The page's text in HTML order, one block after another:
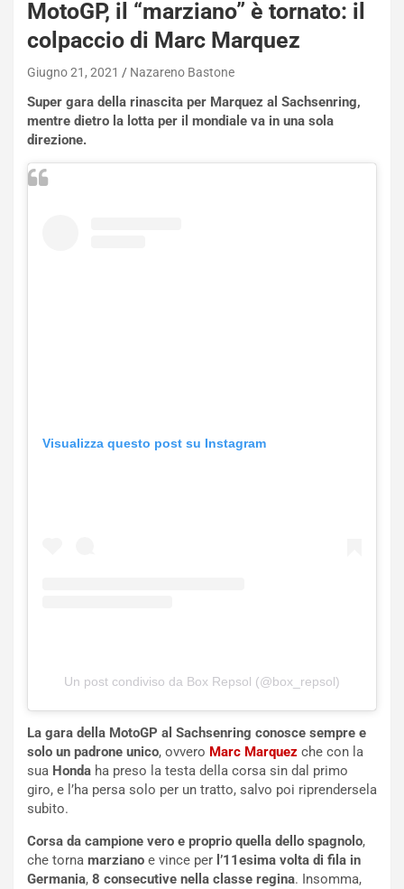
MotoGP, il “marziano” è tornato: il
colpaccio di Marc Marquez
Giugno 21, 2021 Nazareno Bastone
Super gara della rinascita per Marquez al Sachsenring,
mentre dietro la lotta per il mondiale va in una sola
direzione.
Visualizza questo post su Instagram
Un post condiviso da Box Repsol (@box_repsol)
La gara della MotoGP al Sachsenring conosce sempre e
solo un padrone unico, ovvero Marc Marquez che con la
sua Honda ha preso la testa della corsa sin dal primo
giro, e l’ha persa solo per un tratto, salvo poi riprendersela
subito.
Corsa da campione vero e proprio quella dello spagnolo,
che torna marziano e vince per l’11esima volta di fila in
Germania, 8 consecutive nella classe regina. Insomma,
NOTIZIE
C
o
n
e
m
a
a
y
s
e
a
h
a